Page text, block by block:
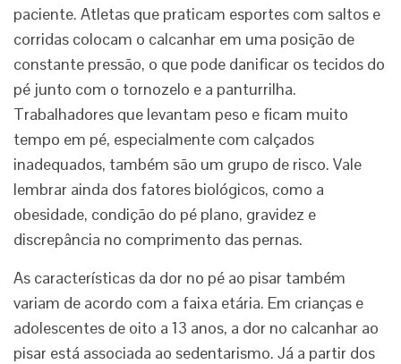
paciente. Atletas que praticam esportes com saltos e
corridas colocam o calcanhar em uma posição de
constante pressão, o que pode danificar os tecidos do
pé junto com o tornozelo e a panturrilha.
Trabalhadores que levantam peso e ficam muito
tempo em pé, especialmente com calçados
inadequados, também são um grupo de risco. Vale
lembrar ainda dos fatores biológicos, como a
obesidade, condição do pé plano, gravidez e
discrepância no comprimento das pernas.
As características da dor no pé ao pisar também
variam de acordo com a faixa etária. Em crianças e
adolescentes de oito a 13 anos, a dor no calcanhar ao
pisar está associada ao sedentarismo. Já a partir dos